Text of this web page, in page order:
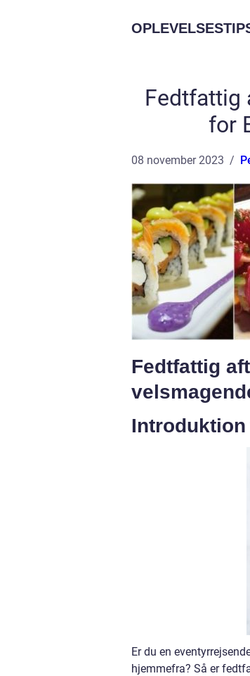
Fedtfattig
for
08 november 2023
Fedtfattig
Er du en
hjemmefra? Så er